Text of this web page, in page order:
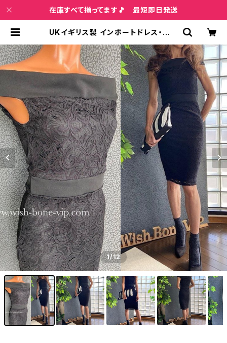
在庫すべて揃ってます🎵 最短即日発送
UKイギリス製 インポートドレス・総レ
二次会ドレス ひざ丈タイトワンピー
ス/ブラック (12) | インポートファッ
ション＆ジュエリー Wish Bone VIP
1/12